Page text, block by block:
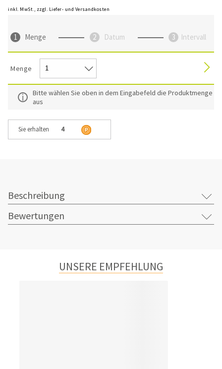
inkl. MwSt., zzgl. Liefer- und Versandkosten
Menge Datum Intervall
Menge
Bitte wählen Sie oben in dem Eingabefeld die Produktmenge
aus
Sie erhalten 4
Beschreibung
Bewertungen
UNSERE EMPFEHLUNG